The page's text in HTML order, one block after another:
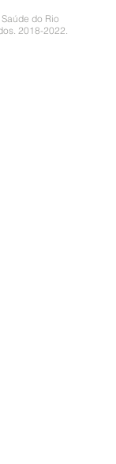
do Rio
2018-2022.